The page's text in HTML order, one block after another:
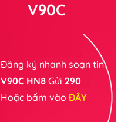
V90C
Đăng ký nhanh soạn tin:
V90C HN8Gửi 290
Hoặc bấm vào ĐÂY